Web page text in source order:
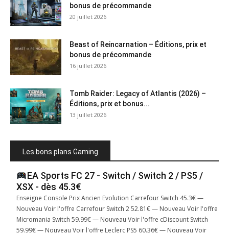
bonus de précommande
20 juillet 2026
Beast of Reincarnation – Éditions, prix et
bonus de précommande
16 juillet 2026
Tomb Raider: Legacy of Atlantis (2026) –
Éditions, prix et bonus...
13 juillet 2026
Les bons plans Gaming
EA Sports FC 27 - Switch / Switch 2 / PS5 /
XSX - dès 45.3€
Enseigne Console Prix Ancien Evolution Carrefour Switch 45.3€ —
Nouveau Voir l'offre Carrefour Switch 2 52.81€ — Nouveau Voir l'offre
Micromania Switch 59.99€ — Nouveau Voir l'offre cDiscount Switch
59.99€ — Nouveau Voir l'offre Leclerc PS5 60.36€ — Nouveau Voir